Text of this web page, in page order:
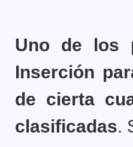
Uno de los
Inserción
de cierta
clasificadas.